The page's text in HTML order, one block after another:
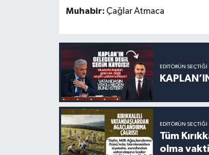
Muhabir: Çağlar Atmaca
EDITÖRÜN SEÇTIĞI
EDITÖRÜN SEÇTIĞI
Tüm
olma